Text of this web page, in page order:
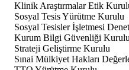
Klinik Araştırmalar Etik
Sosyal Tesis Yürütme Kurulu
Sosyal Tesisler İşletmesi
Kurum Bilgi Güvenliği Kurulu
Strateji Geliştirme Kurulu
Sınai Mülkiyet Hakları